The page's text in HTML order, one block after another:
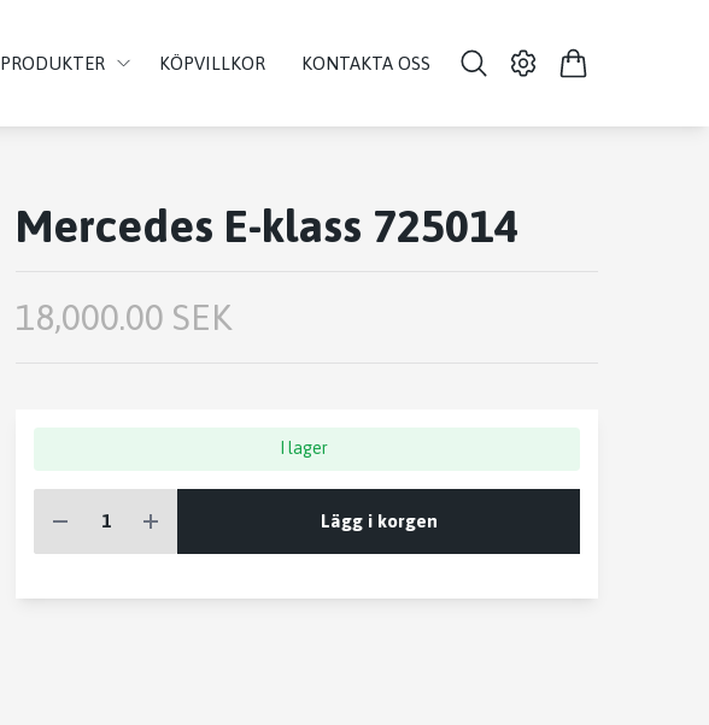
PRODUKTER KÖPVILLKOR KONTAKTA OSS
Mercedes E-klass 725014
18,000.00 SEK
I lager
Lägg i korgen